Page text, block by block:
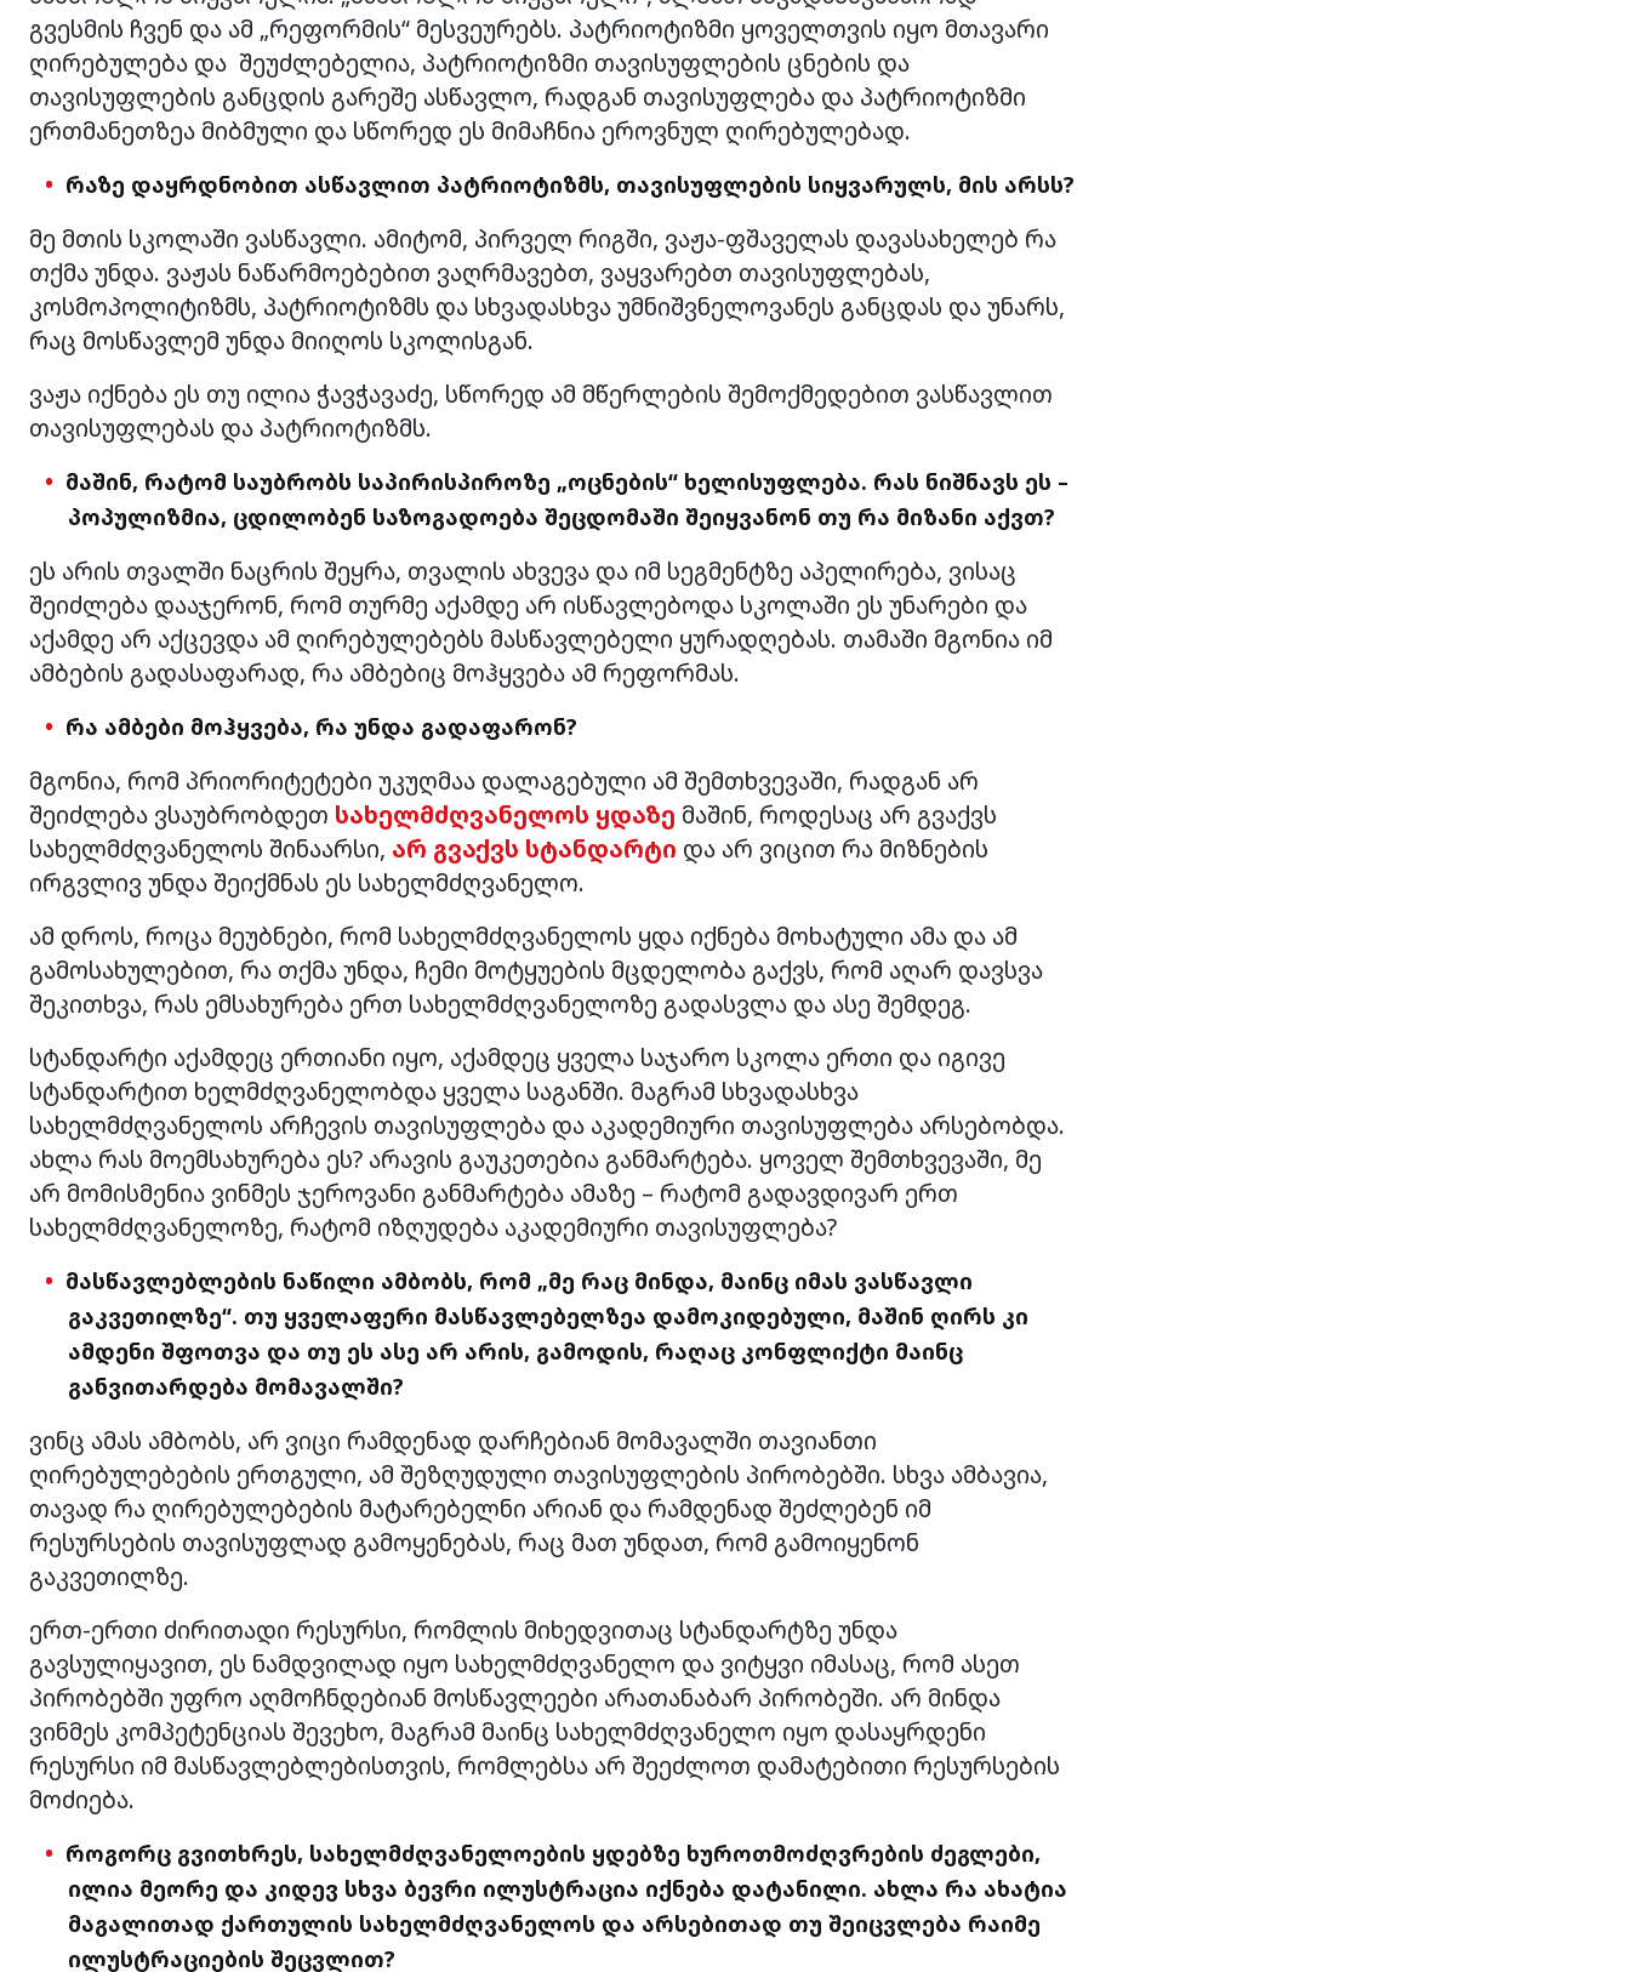
გვესმის ჩვენ და ამ „რეფორმის“ მესვეურებს. პატრიოტიზმი ყოველთვის იყო მთავარი
ღირებულება და შეუძლებელია, პატრიოტიზმი თავისუფლების ცნების და
თავისუფლების განცდის გარეშე ასწავლო, რადგან თავისუფლება და პატრიოტიზმი
ერთმანეთზეა მიბმული და სწორედ ეს მიმაჩნია ეროვნულ ღირებულებად.
რაზე დაყრდნობით ასწავლით პატრიოტიზმს, თავისუფლების სიყვარულს, მის არსს?
მე მთის სკოლაში ვასწავლი. ამიტომ, პირველ რიგში, ვაჟა-ფშაველას დავასახელებ რა
თქმა უნდა. ვაჟას ნაწარმოებებით ვაღრმავებთ, ვაყვარებთ თავისუფლებას,
კოსმოპოლიტიზმს, პატრიოტიზმს და სხვადასხვა უმნიშვნელოვანეს განცდას და უნარს,
რაც მოსწავლემ უნდა მიიღოს სკოლისგან.
ვაჟა იქნება ეს თუ ილია ჭავჭავაძე, სწორედ ამ მწერლების შემოქმედებით ვასწავლით
თავისუფლებას და პატრიოტიზმს.
მაშინ, რატომ საუბრობს საპირისპიროზე „ოცნების“ ხელისუფლება. რას ნიშნავს ეს –
პოპულიზმია, ცდილობენ საზოგადოება შეცდომაში შეიყვანონ თუ რა მიზანი აქვთ?
ეს არის თვალში ნაცრის შეყრა, თვალის ახვევა და იმ სეგმენტზე აპელირება, ვისაც
შეიძლება დააჯერონ, რომ თურმე აქამდე არ ისწავლებოდა სკოლაში ეს უნარები და
აქამდე არ აქცევდა ამ ღირებულებებს მასწავლებელი ყურადღებას. თამაში მგონია იმ
ამბების გადასაფარად, რა ამბებიც მოჰყვება ამ რეფორმას.
რა ამბები მოჰყვება, რა უნდა გადაფარონ?
მგონია, რომ პრიორიტეტები უკუღმაა დალაგებული ამ შემთხვევაში, რადგან არ
შეიძლება ვსაუბრობდეთ სახელმძღვანელოს ყდაზე მაშინ, როდესაც არ გვაქვს
სახელმძღვანელოს შინაარსი, არ გვაქვს სტანდარტი და არ ვიცით რა მიზნების
ირგვლივ უნდა შეიქმნას ეს სახელმძღვანელო.
ამ დროს, როცა მეუბნები, რომ სახელმძღვანელოს ყდა იქნება მოხატული ამა და ამ
გამოსახულებით, რა თქმა უნდა, ჩემი მოტყუების მცდელობა გაქვს, რომ აღარ დავსვა
შეკითხვა, რას ემსახურება ერთ სახელმძღვანელოზე გადასვლა და ასე შემდეგ.
სტანდარტი აქამდეც ერთიანი იყო, აქამდეც ყველა საჯარო სკოლა ერთი და იგივე
სტანდარტით ხელმძღვანელობდა ყველა საგანში. მაგრამ სხვადასხვა
სახელმძღვანელოს არჩევის თავისუფლება და აკადემიური თავისუფლება არსებობდა.
ახლა რას მოემსახურება ეს? არავის გაუკეთებია განმარტება. ყოველ შემთხვევაში, მე
არ მომისმენია ვინმეს ჯეროვანი განმარტება ამაზე – რატომ გადავდივარ ერთ
სახელმძღვანელოზე, რატომ იზღუდება აკადემიური თავისუფლება?
მასწავლებლების ნაწილი ამბობს, რომ „მე რაც მინდა, მაინც იმას ვასწავლი
გაკვეთილზე“. თუ ყველაფერი მასწავლებელზეა დამოკიდებული, მაშინ ღირს კი
ამდენი შფოთვა და თუ ეს ასე არ არის, გამოდის, რაღაც კონფლიქტი მაინც
განვითარდება მომავალში?
ვინც ამას ამბობს, არ ვიცი რამდენად დარჩებიან მომავალში თავიანთი
ღირებულებების ერთგული, ამ შეზღუდული თავისუფლების პირობებში. სხვა ამბავია,
თავად რა ღირებულებების მატარებელნი არიან და რამდენად შეძლებენ იმ
რესურსების თავისუფლად გამოყენებას, რაც მათ უნდათ, რომ გამოიყენონ
გაკვეთილზე.
ერთ-ერთი ძირითადი რესურსი, რომლის მიხედვითაც სტანდარტზე უნდა
გავსულიყავით, ეს ნამდვილად იყო სახელმძღვანელო და ვიტყვი იმასაც, რომ ასეთ
პირობებში უფრო აღმოჩნდებიან მოსწავლეები არათანაბარ პირობეში. არ მინდა
ვინმეს კომპეტენციას შევეხო, მაგრამ მაინც სახელმძღვანელო იყო დასაყრდენი
რესურსი იმ მასწავლებლებისთვის, რომლებსა არ შეეძლოთ დამატებითი რესურსების
მოძიება.
როგორც გვითხრეს, სახელმძღვანელოების ყდებზე ხუროთმოძღვრების ძეგლები,
ილია მეორე და კიდევ სხვა ბევრი ილუსტრაცია იქნება დატანილი. ახლა რა ახატია
მაგალითად ქართულის სახელმძღვანელოს და არსებითად თუ შეიცვლება რაიმე
ილუსტრაციების შეცვლით?